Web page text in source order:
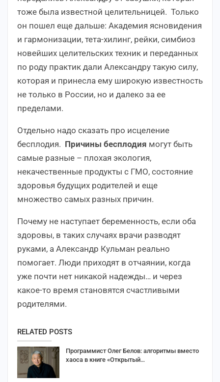
тоже была известной целительницей. Только
он пошел еще дальше: Академия ясновидения
и гармонизации, тета-хилинг, рейки, симбиоз
новейших целительских техник и переданных
по роду практик дали Александру такую силу,
которая и принесла ему широкую известность
не только в России, но и далеко за ее
пределами.
Отдельно надо сказать про исцеление
бесплодия. Причины бесплодия могут быть
самые разные – плохая экология,
некачественные продукты с ГМО, состояние
здоровья будущих родителей и еще
множество самых разных причин.
Почему не наступает беременность, если оба
здоровы, в таких случаях врачи разводят
руками, а Александр Кульман реально
помогает. Люди приходят в отчаянии, когда
уже почти нет никакой надежды… и через
какое-то время становятся счастливыми
родителями.
RELATED POSTS
Программист Олег Белов: алгоритмы вместо
хаоса в книге «Открытый…